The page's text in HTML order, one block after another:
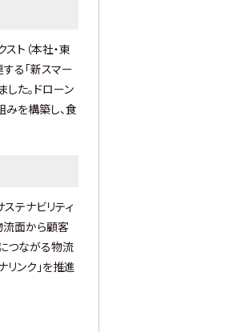
ト（本社・東
る「新スマー
た。ドローン
を構築し、食
テナビリティ
流面から顧客
つながる物流
ンク」を推進